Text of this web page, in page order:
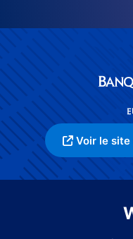
Voir le site